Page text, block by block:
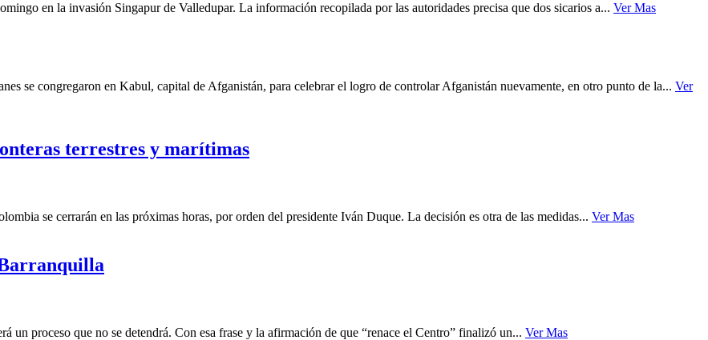
en la invasión Singapur de Valledupar. La información recopilada por las autoridades precisa que dos sicarios a... Ver Mas
se congregaron en Kabul, capital de Afganistán, para celebrar el logro de controlar Afganistán nuevamente, en otro punto de la... Ver
terrestres y marítimas
se cerrarán en las próximas horas, por orden del presidente Iván Duque. La decisión es otra de las medidas... Ver Mas
proceso que no se detendrá. Con esa frase y la afirmación de que “renace el Centro” finalizó un... Ver Mas